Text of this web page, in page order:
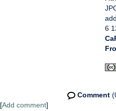
6
Comment
[Add comment]